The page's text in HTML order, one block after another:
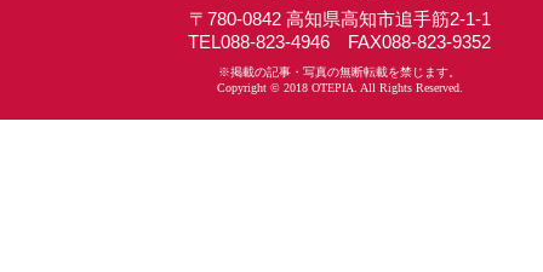
〒780-0842 高知県高知市追手筋2-1-1
TEL088-823-4946 FAX088-823-9352
※掲載の記事・写真の無断転載を禁じます。
Copyright © 2018 OTEPIA. All Rights Reserved.